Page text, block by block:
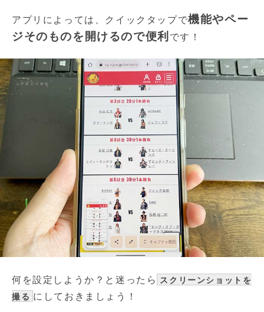
アプリによっては、クイックタップで機能やペー
ジそのものを開けるので便利 です！
何を設定しようか？と迷ったら
スクリーンショットを
撮る にしておきましょう！